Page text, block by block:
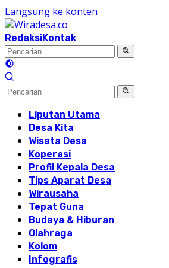
Langsung ke konten
RedaksiKontak
Liputan Utama
Desa Kita
Wisata Desa
Koperasi
Profil Kepala Desa
Tips Aparat Desa
Wirausaha
Tepat Guna
Budaya & Hiburan
Olahraga
Kolom
Infografis